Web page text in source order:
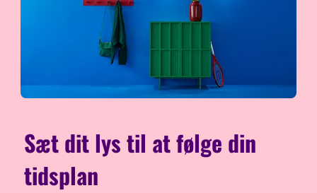
Sæt dit lys til at følge din
tidsplan